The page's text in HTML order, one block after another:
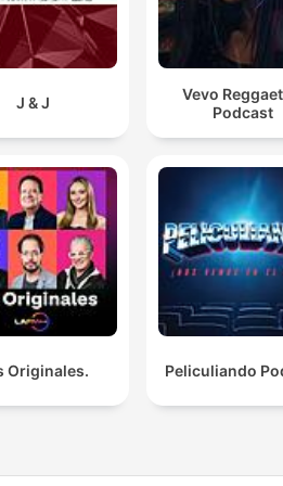
J & J
Vevo
Podcast
Originales. Peliculiando